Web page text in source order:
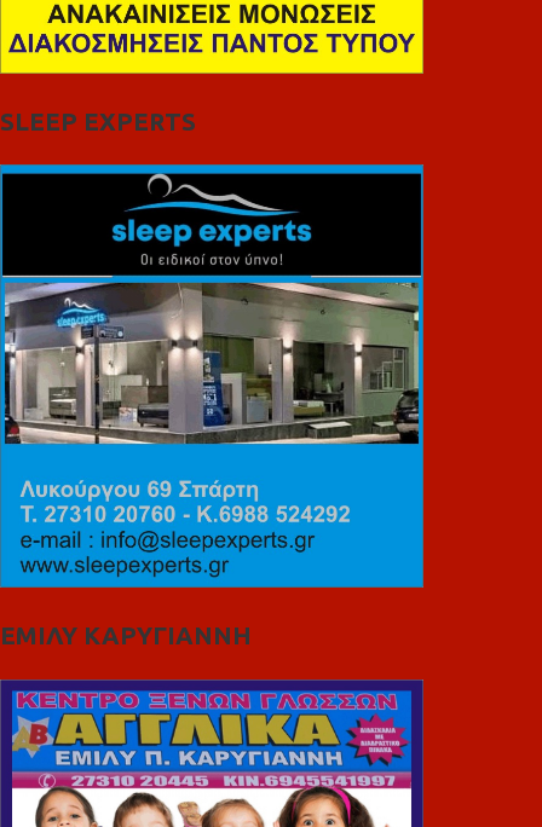
SLEEP EXPERTS
ΕΜΙΛΥ ΚΑΡΥΓΙΑΝΝΗ